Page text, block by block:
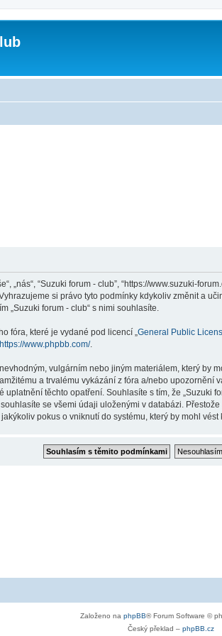
„nás“, “Suzuki forum - club”, “https://www.suzuki-
si právo tyto podmínky kdykoliv změnit a
„Suzuki forum - club“ s nimi souhlasíte.
fóra, které je vydané pod licencí „General Public
https://www.phpbb.com/.
vulgárním nebo jiným materiálem, který by
a trvalému vykázání z fóra a/nebo
těchto opatření. Souhlasíte s tím, že „Suzuki
se všemi údaji uloženými v databázi.
pokus o vniknutí do systému, který by mohl
Založeno na phpBB® Forum Software ©
Český překlad – phpBB.cz